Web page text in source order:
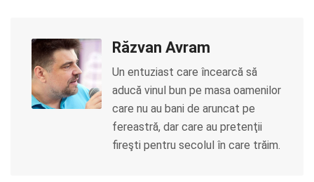
Răzvan Avram
Un entuziast care încearcă să
aducă vinul bun pe masa oamenilor
care nu au bani de aruncat pe
fereastră, dar care au pretenţii
fireşti pentru secolul în care trăim.